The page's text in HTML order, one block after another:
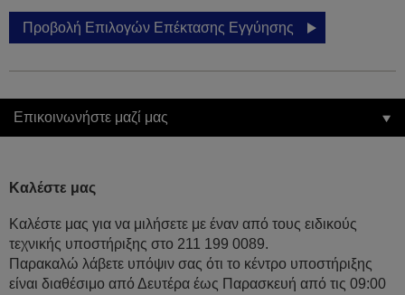
Προβολή Επιλογών Επέκτασης Εγγύησης
Επικοινωνήστε μαζί μας
Καλέστε μας
Καλέστε μας για να μιλήσετε με έναν από τους ειδικούς
τεχνικής υποστήριξης στο 211 199 0089.
Παρακαλώ λάβετε υπόψιν σας ότι το κέντρο υποστήριξης
είναι διαθέσιμο από Δευτέρα έως Παρασκευή από τις 09:00